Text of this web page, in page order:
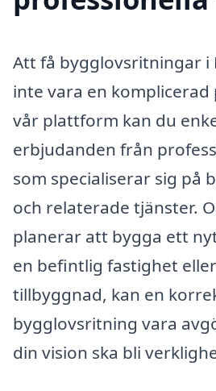
Att få bygglovsritningar i
inte vara en komplicerad
vår plattform kan du
erbjudanden från
som specialiserar sig på
och relaterade tjänster.
planerar att bygga ett
en befintlig fastighet
tillbyggnad, kan en
bygglovsritning vara
din vision ska bli